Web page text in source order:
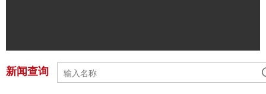
新闻查询